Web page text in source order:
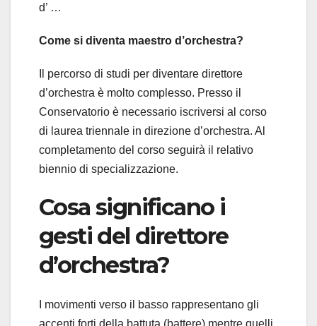
d’ …
Come si diventa maestro d’orchestra?
Il percorso di studi per diventare direttore
d’orchestra è molto complesso. Presso il
Conservatorio è necessario iscriversi al corso
di laurea triennale in direzione d’orchestra. Al
completamento del corso seguirà il relativo
biennio di specializzazione.
Cosa significano i
gesti del direttore
d’orchestra?
I movimenti verso il basso rappresentano gli